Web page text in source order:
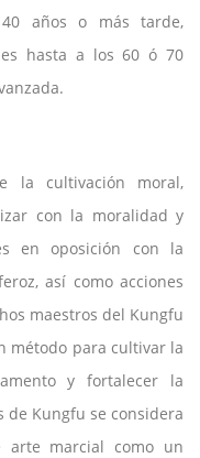
años o más tarde,
hasta a los 60 ó 70
la cultivación moral,
con la moralidad y
en oposición con la
así como acciones
maestros del Kungfu
método para cultivar la
y fortalecer la
de Kungfu se considera
marcial como un